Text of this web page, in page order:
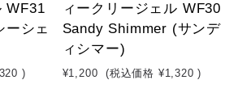
WF31
ーシェ
)
ィークリージェル WF30
Sandy Shimmer (サンデ
ィシマー)
¥1,200 (税込価格 ¥1,320 )